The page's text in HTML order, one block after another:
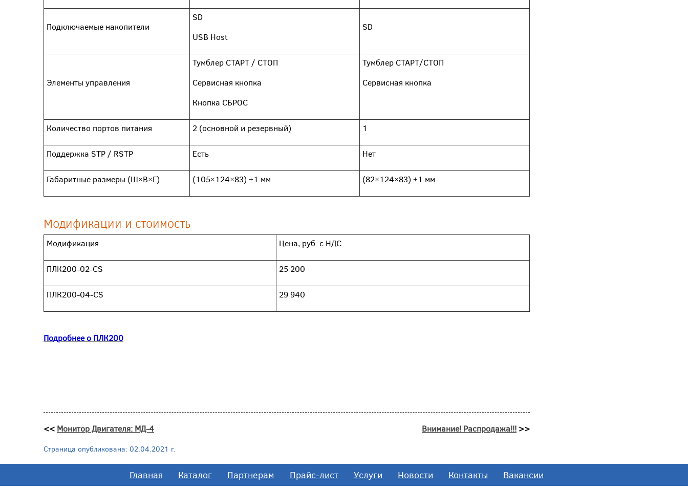
Подключаемые накопители
SD
USB Host
SD
Элементы управления
Тумблер СТАРТ / СТОП
Сервисная кнопка
Кнопка СБРОС
Тумблер СТАРТ/СТОП
Сервисная кнопка
Количество портов питания 2 (основной и резервный) 1
Поддержка STP / RSTP Есть Нет
Габаритные размеры (Ш×В×Г) (105×124×83) ±1 мм (82×124×83) ±1 мм
Модификации и стоимость
Модификация Цена, руб. с НДС
ПЛК200-02-CS 25 200
ПЛК200-04-CS 29 940
Подробнее о ПЛК200
<< Монитор Двигателя: МД-4 Внимание! Распродажа!!! >>
Страница опубликована: 02.04.2021 г.
Главная Каталог Партнерам Прайс-лист Услуги Новости Контакты Вакансии